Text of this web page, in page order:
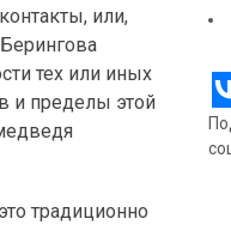
или,
тех или иных
и пределы этой
традиционно